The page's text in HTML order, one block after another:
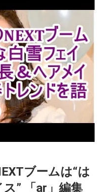
ブームは“は
” 「ar」編集